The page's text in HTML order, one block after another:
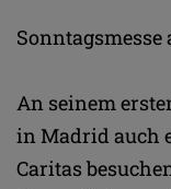
Sonntagsmesse
An seinem
in Madrid auch
Caritas